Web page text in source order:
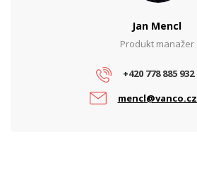
Jan Mencl
Produkt manažer
+420 778 885 932
mencl@vanco.cz